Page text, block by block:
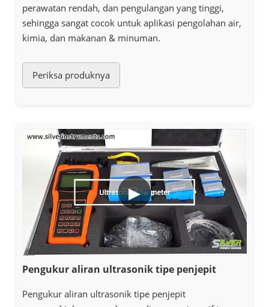
perawatan rendah, dan pengulangan yang tinggi,
sehingga sangat cocok untuk aplikasi pengolahan air,
kimia, dan makanan & minuman.
Periksa produknya
▶
Pengukur aliran ultrasonik tipe penjepit
Pengukur aliran ultrasonik tipe penjepit